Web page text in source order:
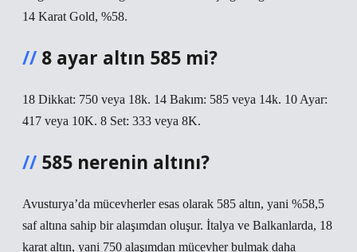
14 Karat Gold, %58.
8 ayar altın 585 mi?
18 Dikkat: 750 veya 18k. 14 Bakım: 585 veya 14k. 10 Ayar:
417 veya 10K. 8 Set: 333 veya 8K.
585 nerenin altını?
Avusturya’da mücevherler esas olarak 585 altın, yani %58,5
saf altına sahip bir alaşımdan oluşur. İtalya ve Balkanlarda, 18
karat altın, yani 750 alaşımdan mücevher bulmak daha